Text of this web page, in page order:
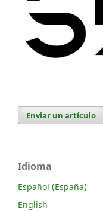
Enviar un artículo
Idioma
Español (España)
English